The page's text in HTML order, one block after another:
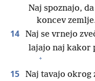
Naj spoznajo,
koncev
14
Naj se vrnejo
lajajo naj kakor
+
15 Naj tavajo okrog